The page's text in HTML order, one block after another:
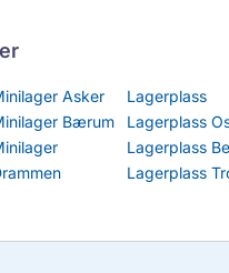
Asker
Bærum
Lagerplass
Lagerplass
Lagerplass
Lagerplass